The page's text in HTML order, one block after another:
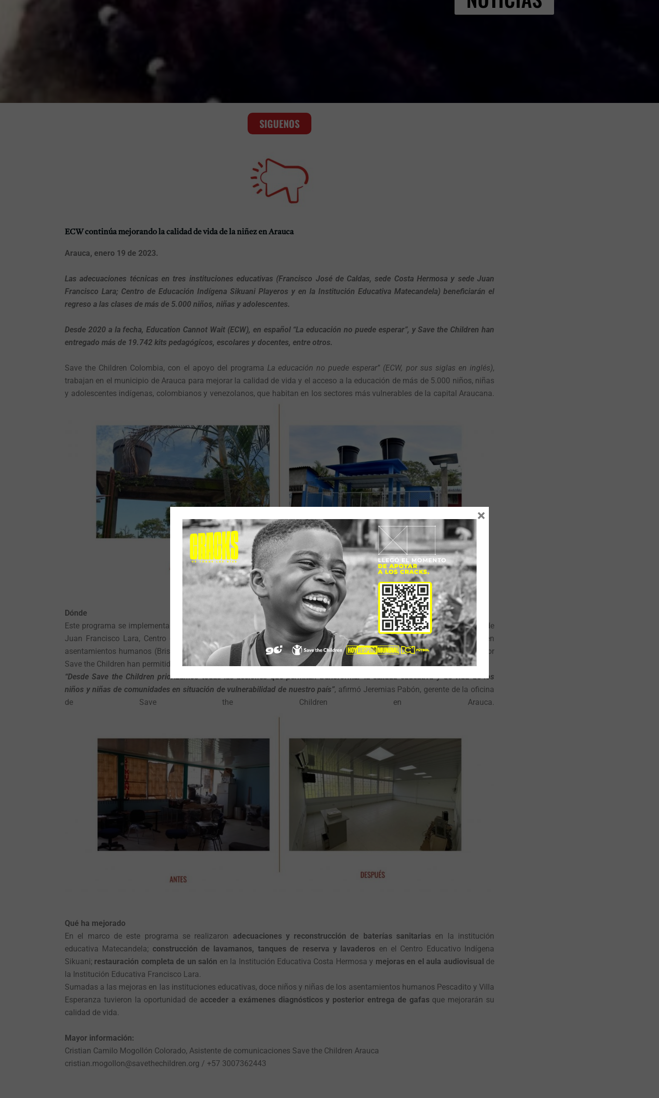
SIGUENOS
ECW continúa mejorando la calidad de vida de la niñez en Arauca
Arauca, enero 19 de 2023.
Las adecuaciones técnicas en tres instituciones educativas (Francisco José de Caldas, sede Costa Hermosa y sede Juan
Francisco Lara; Centro de Educación Indígena Sikuani Playeros y en la Institución Educativa Matecandela) beneficiarán el
regreso a las clases de más de 5.000 niños, niñas y adolescentes.
Desde 2020 a la fecha, Education Cannot Wait (ECW), en español “La educación no puede esperar”, y Save the Children han
entregado más de 19.742 kits pedagógicos, escolares y docentes, entre otros.
Save the Children Colombia, con el apoyo del programa La educación no puede esperar” (ECW, por sus siglas en inglés),
trabajan en el municipio de Arauca para mejorar la calidad de vida y el acceso a la educación de más de 5.000 niños, niñas
y adolescentes indígenas, colombianos y venezolanos, que habitan en los sectores más vulnerables de la capital Araucana.
Dónde
Este programa se implementa en distintas instituciones educativas (Francisco José de Caldas sede Costa Hermosa y sede
Juan Francisco Lara, Centro de Educación Indígena Sikuani Playeros, Institución Educativa Matecandela), así como en
asentamientos humanos (Brisas del Puente, Eñapa, Pescadito y Villa Pez), donde las acciones comunitarias lideradas por
Save the Children han permitido el desarrollo de habilidades y competencias de la niñez.
“Desde Save the Children priorizamos todas las acciones que permitan transformar la calidad educativa y de vida de los
niños y niñas de comunidades en situación de vulnerabilidad de nuestro país”, afirmó Jeremias Pabón, gerente de la oficina
de Save the Children en Arauca.
Qué ha mejorado
En el marco de este programa se realizaron adecuaciones y reconstrucción de baterías sanitarias en la institución
educativa Matecandela; construcción de lavamanos, tanques de reserva y lavaderos en el Centro Educativo Indígena
Sikuani; restauración completa de un salón en la Institución Educativa Costa Hermosa y mejoras en el aula audiovisual de
la Institución Educativa Francisco Lara.
Sumadas a las mejoras en las instituciones educativas, doce niños y niñas de los asentamientos humanos Pescadito y Villa
Esperanza tuvieron la oportunidad de acceder a exámenes diagnósticos y posterior entrega de gafasque mejorarán su
calidad de vida.
Mayor información:
Cristian Camilo Mogollón Colorado, Asistente de comunicaciones Save the Children Arauca
cristian.mogollon@savethechildren.org / +57 3007362443
×